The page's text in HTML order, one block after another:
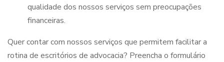
qualidade dos nossos serviços sem preocupações
financeiras.
Quer contar com nossos serviços que permitem facilitar a
rotina de escritórios de advocacia? Preencha o formulário